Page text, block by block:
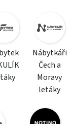
Nábytkáři
Čech a
Moravy
letáky